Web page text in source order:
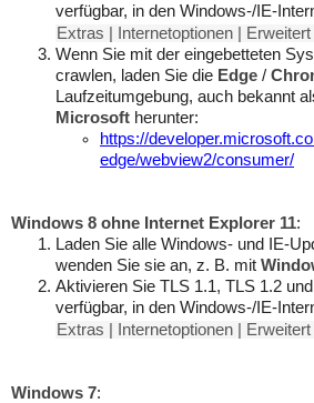
verfügbar, in den Windows-/IE-
Extras | Internetoptionen |
Wenn Sie mit der eingebetteten
crawlen, laden Sie die Edge /
Laufzeitumgebung, auch bekannt
Microsoft herunter:
https://
edge/webview2/consumer/
Windows 8 ohne Internet Explorer 11:
Laden Sie alle Windows- und IE-
wenden Sie sie an, z. B. mit
Aktivieren Sie TLS 1.1, TLS 1.2
verfügbar, in den Windows-/IE-
Extras | Internetoptionen |
Windows 7: